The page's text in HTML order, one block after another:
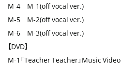
M-4 M-1(off vocal ver.)
M-5 M-2(off vocal ver.)
M-6 M-3(off vocal ver.)
【DVD】
M-1「Teacher Teacher」Music Video